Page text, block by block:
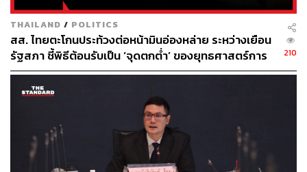
“ขอยืนยันว่าผู้แทนราษฎรของพรรคประชาชน จะทำหน้าที่
พิทักษ์ปกป้องระบอบประชาธิปไตย อันมีพระมหากษัตริย์ทรง
เป็นประมุข หรือ Constitutional Monarchy หรือ
ประชาธิปไตยที่พระมหากษัตริย์อยู่ใต้รัฐธรรมนูญ เราจะ
ระมัดระวังไม่ให้กฎหมายใดถูกติฉินนินทา หรือมีข้อครหาได้
ว่า มีใครที่มีความพยายามทำให้หลุดพ้น ไปจากกรอบที่ว่านี้
ที่พระมหากษัตริย์ต้องทรงปกเกล้า แต่ไม่ปกครอง อันเป็นการ
รักษาพระราชสถานะของประมุข ให้ปราศจากการเมืองอย่าง
แท้จริง” ณัฐพงษ์ระบุ
THAILAND / POLITICS
สส. ไทยตะโกนประท้วงต่อหน้ามินอ่องหล่าย ระหว่างเยือน
รัฐสภา ชี้พิธีต้อนรับเป็น ‘จุดตกต่ำ’ ของยุทธศาสตร์การ
ทูตไทย
210